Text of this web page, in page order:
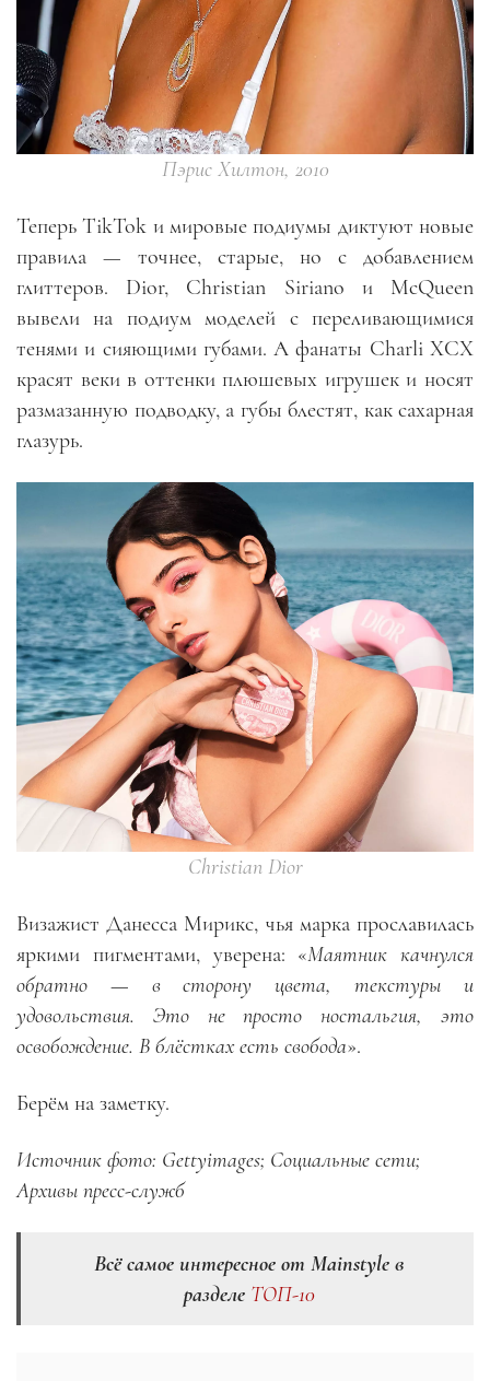
Пэрис Хилтон, 2010
Теперь TikTok и мировые подиумы диктуют новые
правила — точнее, старые, но с добавлением
глиттеров. Dior, Christian Siriano и McQueen
вывели на подиум моделей с переливающимися
тенями и сияющими губами. А фанаты Charli XCX
красят веки в оттенки плюшевых игрушек и носят
размазанную подводку, а губы блестят, как сахарная
глазурь.
Christian Dior
Визажист Данесса Мирикс, чья марка прославилась
яркими пигментами, уверена: «Маятник качнулся
обратно — в сторону цвета, текстуры и
удовольствия. Это не просто ностальгия, это
освобождение. В блёстках есть свобода».
Берём на заметку.
Источник фото: Gettyimages; Социальные сети;
Архивы пресс-служб
Всё самое интересное от Mainstyle в
разделе ТОП-10